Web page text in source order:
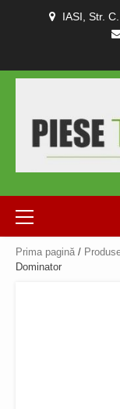
IASI, Str.
Primary
Menu
Prima pagină /
Dominator